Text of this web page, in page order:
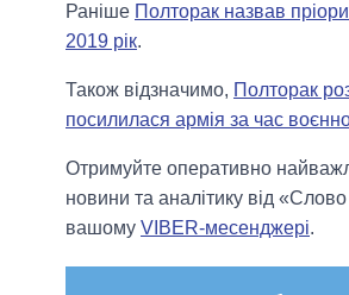
Раніше Полторак назвав
2019 рік.
Також відзначимо, Полторак
посилилася армія за час
Отримуйте оперативно
новини та аналітику від «Слово
вашому VIBER-месенджері.